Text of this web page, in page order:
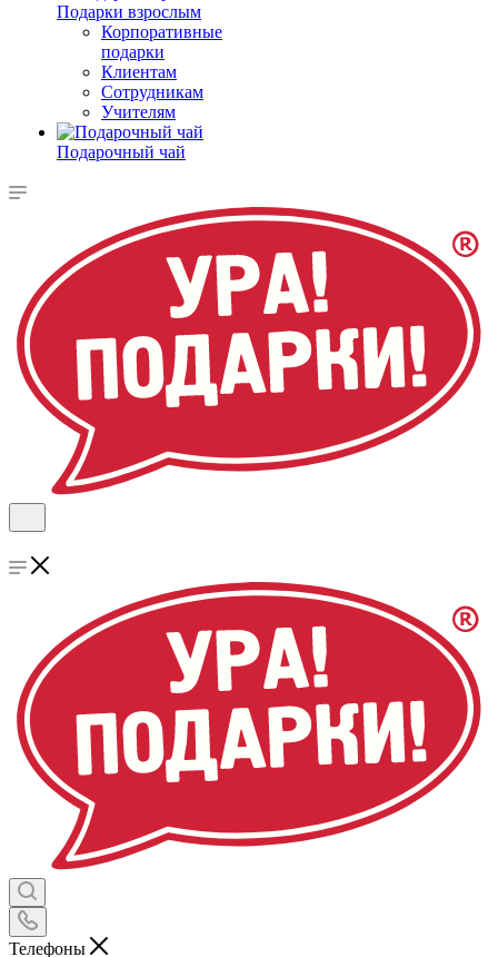
Подарки взрослым
Корпоративные
подарки
Клиентам
Сотрудникам
Учителям
Подарочный чай
Телефоны